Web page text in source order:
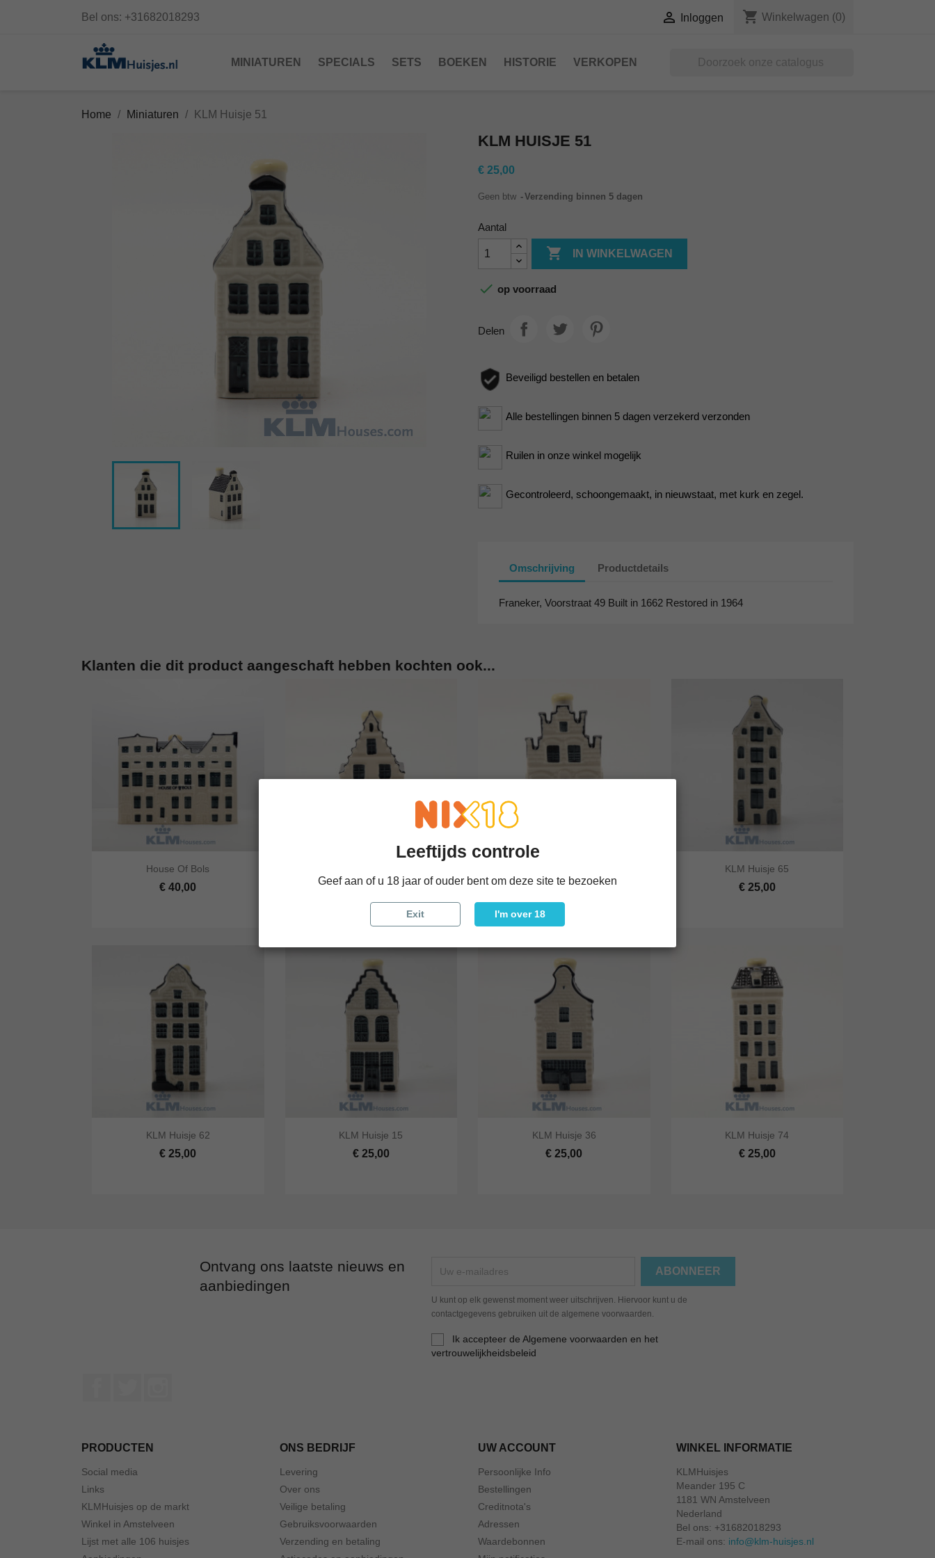
Bel ons: +31682018293  Inloggen shopping_cart Winkelwagen (0)
MINIATUREN SPECIALS SETS BOEKEN HISTORIE VERKOPEN
Home Miniaturen KLM Huisje 51
KLM HUISJE 51
€ 25,00
Geen btw Verzending binnen 5 dagen
Aantal
 IN WINKELWAGEN
 op voorraad
Delen
Beveiligd bestellen en betalen
Alle bestellingen binnen 5 dagen verzekerd verzonden
Ruilen in onze winkel mogelijk
Gecontroleerd, schoongemaakt, in nieuwstaat, met kurk en zegel.
Omschrijving Productdetails
Franeker, Voorstraat 49 Built in 1662 Restored in 1964
Klanten die dit product aangeschaft hebben kochten ook...
Snel bekijken In winkelwagen
House Of Bols
€ 40,00 Snel bekijken In winkelwagen
€ 25,00 Snel bekijken In winkelwagen
€ 30,00 Snel bekijken In winkelwagen
KLM Huisje 65
€ 25,00
Snel bekijken In winkelwagen
KLM Huisje 62
€ 25,00 Snel bekijken In winkelwagen
KLM Huisje 15
€ 25,00 Snel bekijken In winkelwagen
KLM Huisje 36
€ 25,00 Snel bekijken In winkelwagen
KLM Huisje 74
€ 25,00
Ontvang ons laatste nieuws en
aanbiedingen
U kunt op elk gewenst moment weer uitschrijven. Hiervoor kunt u de
contactgegevens gebruiken uit de algemene voorwaarden.
Ik accepteer de Algemene voorwaarden en het
vertrouwelijkheidsbeleid
PRODUCTEN
Social media
Links
KLMHuisjes op de markt
Winkel in Amstelveen
Lijst met alle 106 huisjes
ONS BEDRIJF
Levering
Over ons
Veilige betaling
Gebruiksvoorwaarden
Verzending en betaling
UW ACCOUNT
Persoonlijke Info
Bestellingen
Creditnota's
Adressen
Waardebonnen
WINKEL INFORMATIE
KLMHuisjes
Meander 195 C
1181 WN Amstelveen
Nederland
Bel ons: +31682018293
E-mail ons: info@klm-huisjes.nl
Leeftijds controle
Geef aan of u 18 jaar of ouder bent om deze site te bezoeken
Exit I'm over 18